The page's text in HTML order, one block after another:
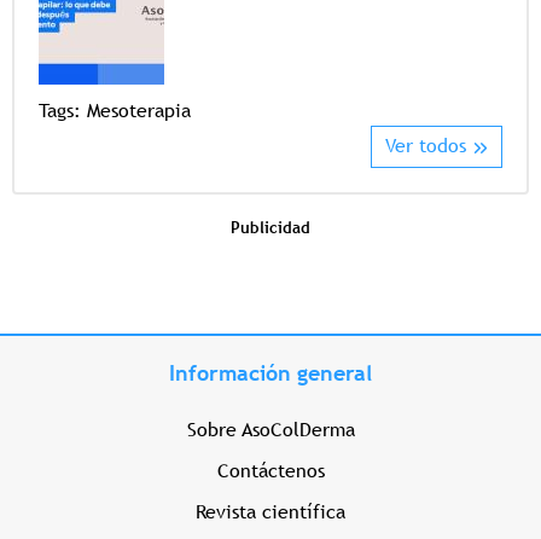
Tags: Mesoterapia
Ver todos
Publicidad
Información general
Sobre AsoColDerma
Contáctenos
Revista científica